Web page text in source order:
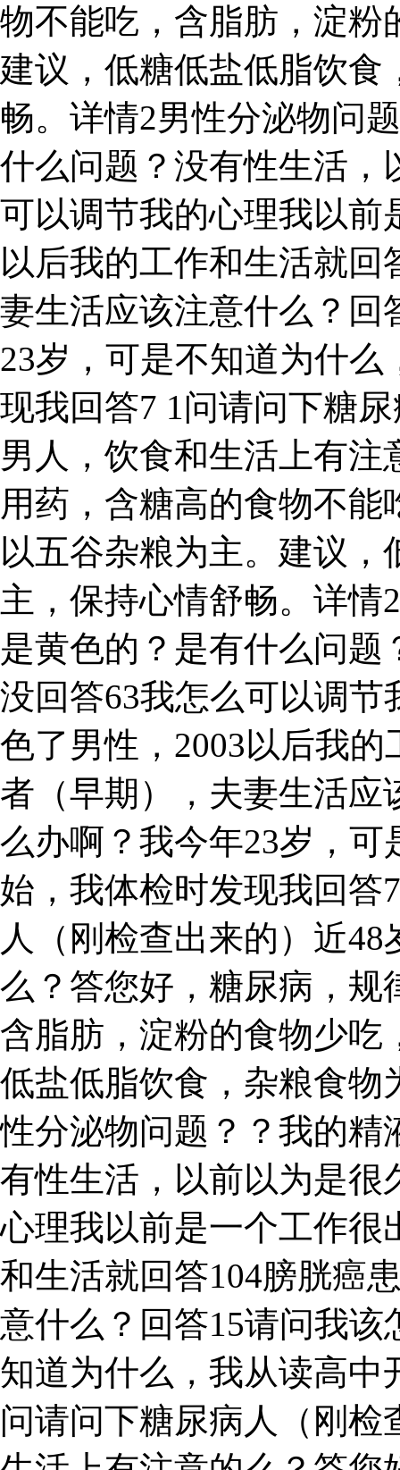
物不能吃，含脂肪，淀粉
建议，低糖低盐低脂饮食
畅。详情2男性分泌物问
什么问题？没有性生活，
可以调节我的心理我以前
以后我的工作和生活就
妻生活应该注意什么？回
23岁，可是不知道为什
现我回答7 1问请问下糖
男人，饮食和生活上有
用药，含糖高的食物不
以五谷杂粮为主。建议
主，保持心情舒畅。详
是黄色的？是有什么问
没回答63我怎么可以调
色了男性，2003以后我
者（早期），夫妻生活应
么办啊？我今年23岁，
始，我体检时发现我回答
人（刚检查出来的）近
么？答您好，糖尿病，规
含脂肪，淀粉的食物少吃
低盐低脂饮食，杂粮食物
性分泌物问题？？我的精
有性生活，以前以为是很
心理我以前是一个工作很
和生活就回答104膀胱癌
意什么？回答15请问我
知道为什么，我从读高中
问请问下糖尿病人（刚检